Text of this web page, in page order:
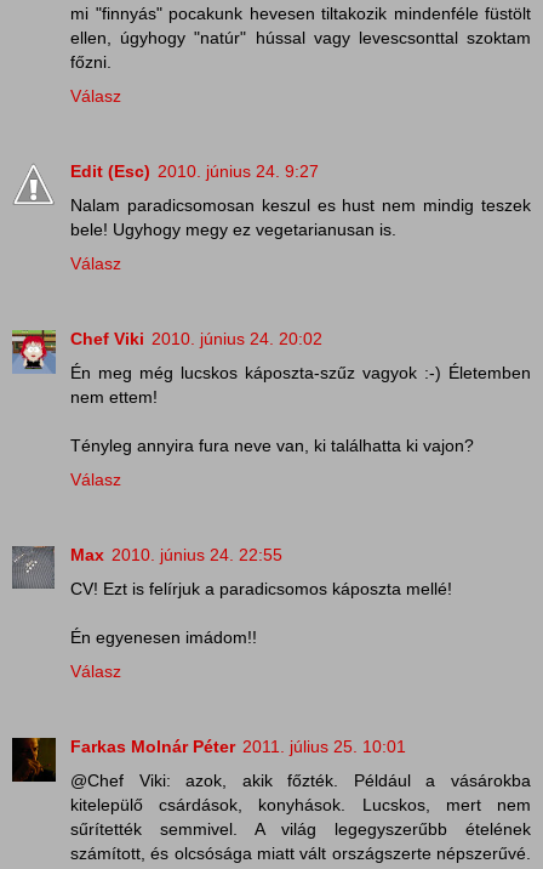
mi "finnyás" pocakunk hevesen tiltakozik mindenféle füstölt
ellen, úgyhogy "natúr" hússal vagy levescsonttal szoktam
főzni.
Válasz
Edit (Esc) 2010. június 24. 9:27
Nalam paradicsomosan keszul es hust nem mindig teszek
bele! Ugyhogy megy ez vegetarianusan is.
Válasz
Chef Viki 2010. június 24. 20:02
Én meg még lucskos káposzta-szűz vagyok :-) Életemben
nem ettem!
Tényleg annyira fura neve van, ki találhatta ki vajon?
Válasz
Max 2010. június 24. 22:55
CV! Ezt is felírjuk a paradicsomos káposzta mellé!
Én egyenesen imádom!!
Válasz
Farkas Molnár Péter 2011. július 25. 10:01
@Chef Viki: azok, akik főzték. Például a vásárokba
kitelepülő csárdások, konyhások. Lucskos, mert nem
sűrítették semmivel. A világ legegyszerűbb ételének
számított, és olcsósága miatt vált országszerte népszerűvé.